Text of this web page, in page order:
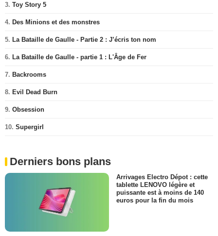
3. Toy Story 5
4. Des Minions et des monstres
5. La Bataille de Gaulle - Partie 2 : J’écris ton nom
6. La Bataille de Gaulle - partie 1 : L'Âge de Fer
7. Backrooms
8. Evil Dead Burn
9. Obsession
10. Supergirl
Derniers bons plans
Arrivages Electro Dépot : cette
tablette LENOVO légère et
puissante est à moins de 140
euros pour la fin du mois